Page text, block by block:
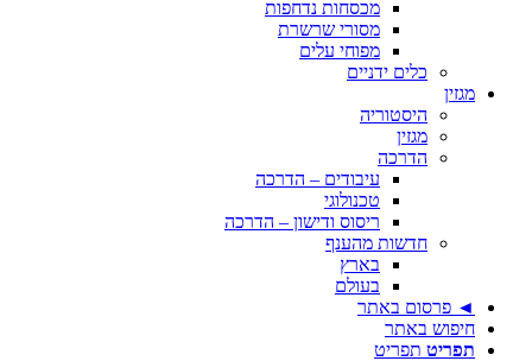
מכסחות נדחפות
מסורי שרשרת
מפוחי עלים
כלים ידניים
מגזין
היסטוריה
מגזין
הדרכה
עיבודים – הדרכה
טכנולוגי
ריסוס ודישון – הדרכה
חדשות מהענף
בארץ
בעולם
◄ פרסום באתר
חיפוש באתר
תפריט תפריט